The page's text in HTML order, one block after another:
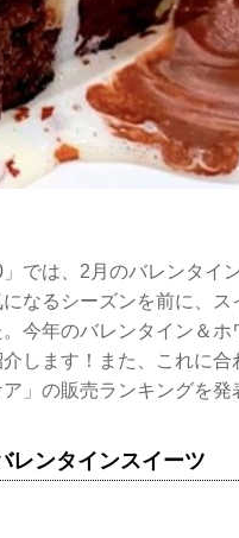
では、2月のバレンタイ
なるシーズンを前に、ス
今年のバレンタイン＆ホ
します！また、これに合
」の販売ランキングを発
レンタインスイーツ